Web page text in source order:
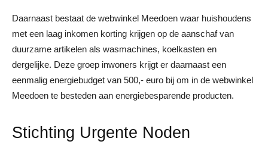
Daarnaast bestaat de webwinkel Meedoen waar huishoudens
met een laag inkomen korting krijgen op de aanschaf van
duurzame artikelen als wasmachines, koelkasten en
dergelijke. Deze groep inwoners krijgt er daarnaast een
eenmalig energiebudget van 500,- euro bij om in de webwinkel
Meedoen te besteden aan energiebesparende producten.
Stichting Urgente Noden